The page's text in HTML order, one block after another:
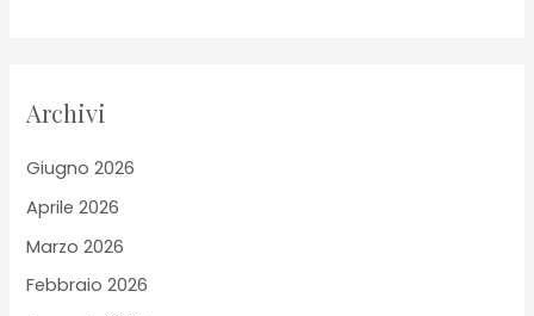
Archivi
Giugno 2026
Aprile 2026
Marzo 2026
Febbraio 2026